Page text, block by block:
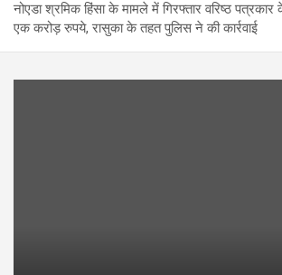
नोएडा श्रमिक हिंसा के मामले में गिरफ्तार वरिष्ठ
एक करोड़ रुपये, रासुका के तहत पुलिस ने की कार्रवाई